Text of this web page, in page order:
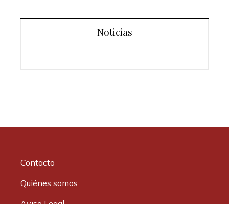
Noticias
Contacto
Quiénes somos